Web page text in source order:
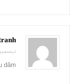
ديسمبر 5, 2025 الي 8:56 ص
dâm